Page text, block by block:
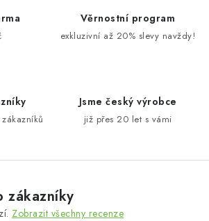
Věrnostní program
exkluzivní až 20% slevy navždy!
Jsme český výrobce
již přes 20 let s vámi
zákazníky
Zobrazit všechny recenze